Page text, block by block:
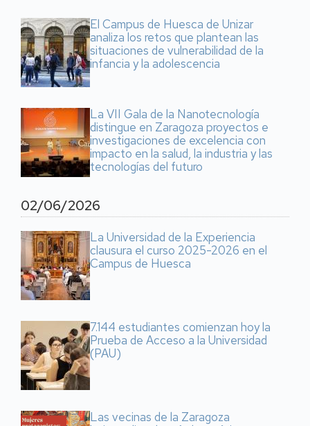
El Campus de Huesca de Unizar
analiza los retos que plantean las
situaciones de vulnerabilidad de la
infancia y la adolescencia
La VII Gala de la Nanotecnología
distingue en Zaragoza proyectos e
investigaciones de excelencia con
impacto en la salud, la industria y las
tecnologías del futuro
02/06/2026
La Universidad de la Experiencia
clausura el curso 2025-2026 en el
Campus de Huesca
7.144 estudiantes comienzan hoy la
Prueba de Acceso a la Universidad
(PAU)
Las vecinas de la Zaragoza